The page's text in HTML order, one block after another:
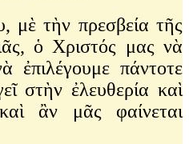
μὲ τὴν πρεσβεία τῆς
ὁ Χριστός μας νὰ
ἐπιλέγουμε πάντοτε
στὴν ἐλευθερία καὶ
ἂν μᾶς φαίνεται